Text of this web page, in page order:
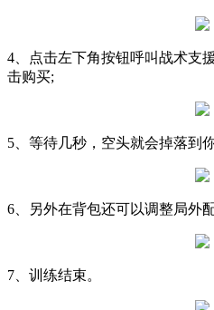
4、点击左下角按钮呼叫战术支
击购买;
5、等待几秒，空头就会掉落到
6、另外在背包还可以调整局外
7、训练结束。